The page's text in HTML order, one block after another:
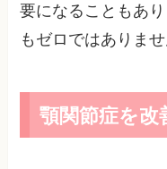
要になることもあ
もゼロではありませ
顎関節症を